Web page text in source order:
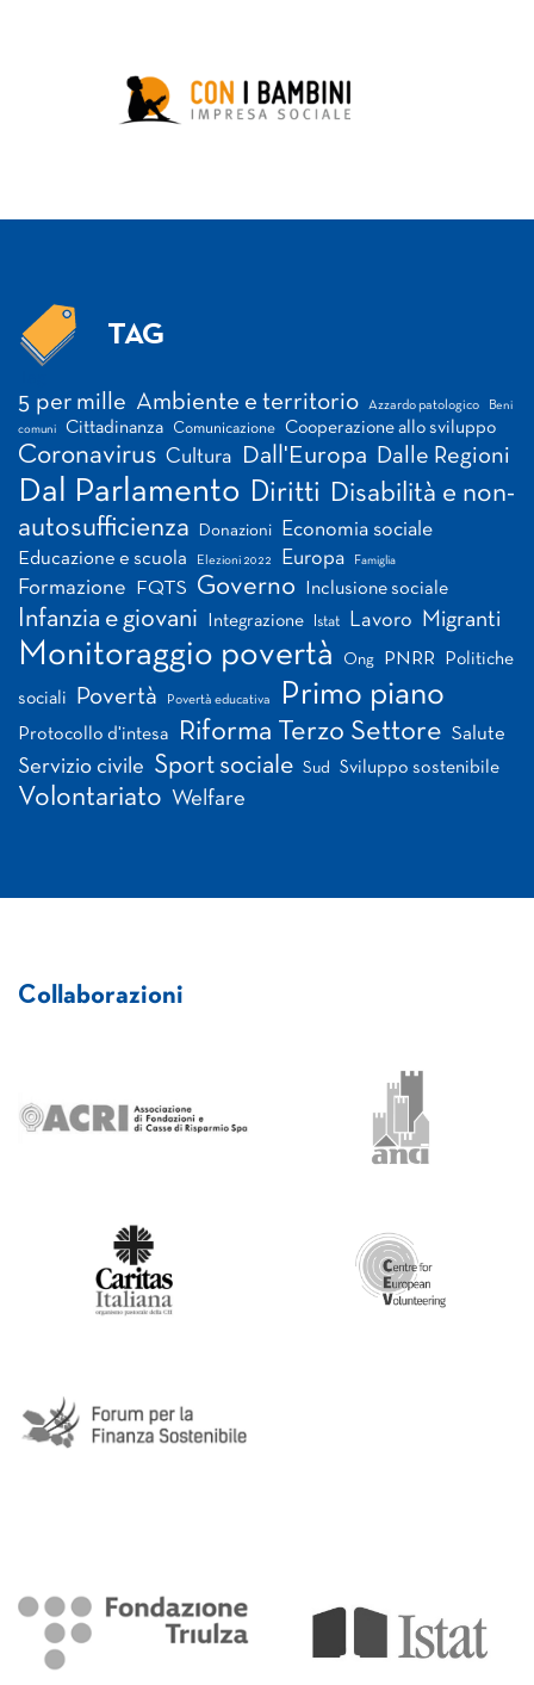
TAG
5 per mille Ambiente e territorio Azzardo patologico Beni
comuni Cittadinanza Comunicazione Cooperazione allo sviluppo
Coronavirus Cultura Dall'Europa Dalle Regioni
Dal Parlamento Diritti Disabilità e non-
autosufficienza
Donazioni Economia sociale
Educazione e scuola Elezioni 2022 Europa Famiglia
Formazione FQTS Governo Inclusione sociale
Infanzia e giovani Integrazione Istat Lavoro Migranti
Monitoraggio povertà Ong PNRR Politiche
sociali Povertà Povertà educativa Primo piano
Protocollo d'intesa Riforma Terzo Settore Salute
Servizio civile Sport sociale Sud Sviluppo sostenibile
Volontariato Welfare
Collaborazioni